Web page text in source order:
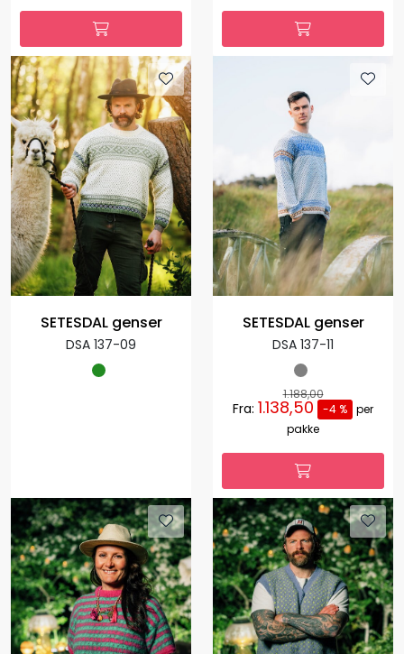
SETESDAL genser
DSA 137-09
SETESDAL genser
DSA 137-11
1.188,00
Fra: 1.138,50 -4 % per
pakke